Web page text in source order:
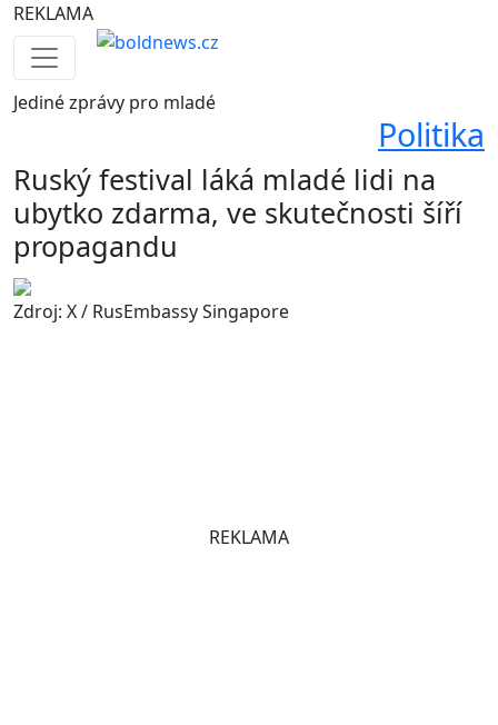
REKLAMA
Jedinézprávy pro mladé
Politika
Ruský festival láká mladé lidi na
ubytko zdarma, ve skutečnosti šíří
propagandu
Zdroj: X / RusEmbassy Singapore
REKLAMA